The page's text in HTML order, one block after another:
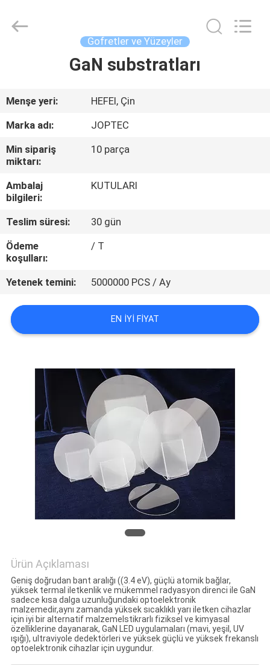
ÜRÜNLER
HAKKIMIZDA
FABRIKA
TURU
KALITE
KONTROL
BIZE
ULAŞIN
HABERLER
SITE
HARITASI
PRIVACY
POLICY
Rights
Gofretler ve Yüzeyler
GaN substratları
Menşe yeri:
HEFEI, Çin
Marka adı:
JOPTEC
Min sipariş
miktarı:
10 parça
Ambalaj
bilgileri:
KUTULARI
Teslim süresi:
30 gün
Ödeme
koşulları:
/ T
Yetenek temini: 5000000 PCS / Ay
EN IYI FIYAT
Ürün Açıklaması
Geniş doğrudan bant aralığı ((3.4 eV), güçlü atomik bağlar,
yüksek termal iletkenlik ve mükemmel radyasyon direnci ile GaN
sadece kısa dalga uzunluğundaki optoelektronik
malzemedir,aynı zamanda yüksek sıcaklıklı yarı iletken cihazlar
için iyi bir alternatif malzemeIstikrarlı fiziksel ve kimyasal
özelliklerine dayanarak, GaN LED uygulamaları (mavi, yeşil, UV
ışığı), ultraviyole dedektörleri ve yüksek güçlü ve yüksek frekanslı
optoelektronik cihazlar için uygundur.